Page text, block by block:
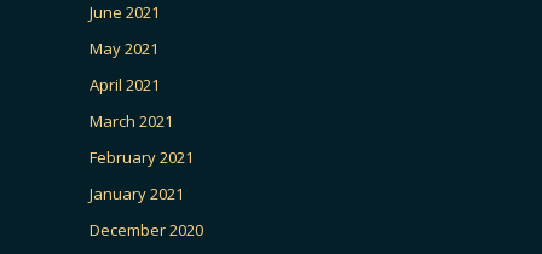
June 2021
May 2021
April 2021
March 2021
February 2021
January 2021
December 2020